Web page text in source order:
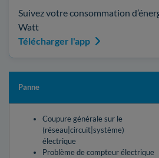
Suivez votre consommation
Watt
Télécharger l'app
Panne
Coupure générale sur le
(réseau|circuit|système)
électrique
Problème de compteur électrique